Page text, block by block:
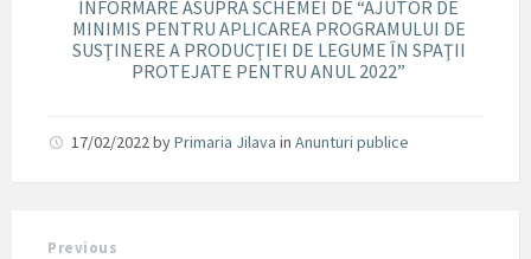
INFORMARE ASUPRA SCHEMEI DE “AJUTOR DE
MINIMIS PENTRU APLICAREA PROGRAMULUI DE
SUSŢINERE A PRODUCŢIEI DE LEGUME ÎN SPAŢII
PROTEJATE PENTRU ANUL 2022”
17/02/2022byPrimaria Jilava in Anunturi publice
Previous